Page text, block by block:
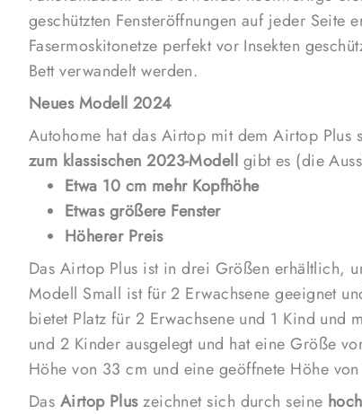
geschützten Fensteröffnungen auf jeder
Fasermoskitonetze perfekt vor Insekten
Bett verwandelt werden.
Neues Modell 2024
Autohome hat das Airtop mit dem Airtop Plus
zum klassischen 2023-Modell gibt es (die
Etwa 10 cm mehr Kopfhöhe
Etwas größere Fenster
Höherer Preis
Das Airtop Plus ist in drei Größen erhältlich,
Modell Small ist für 2 Erwachsene geeignet
bietet Platz für 2 Erwachsene und 1 Kind und
und 2 Kinder ausgelegt und hat eine Größe
Höhe von 33 cm und eine geöffnete Höhe
Das Airtop Pluszeichnet sich durch seine